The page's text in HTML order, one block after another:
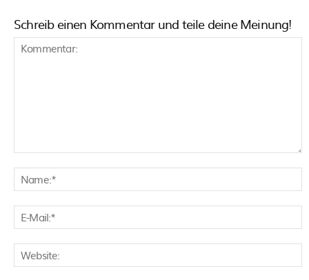
Schreib einen Kommentar und teile deine Meinung!